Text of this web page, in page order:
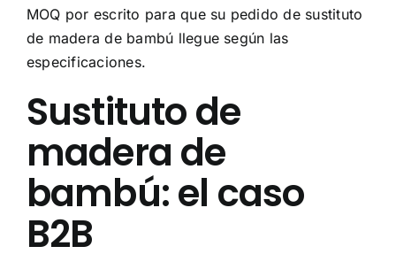
MOQ por escrito para que su pedido de sustituto
de madera de bambú llegue según las
especificaciones.
Sustituto de
madera de
bambú: el caso
B2B